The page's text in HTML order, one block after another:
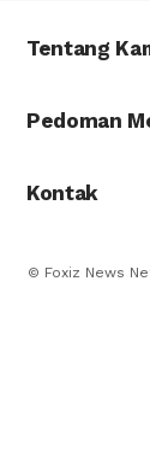
Tentang
Pedoman
Kontak
© Foxiz News